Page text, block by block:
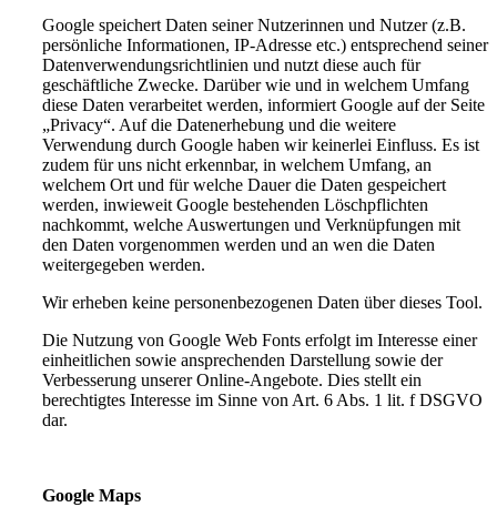
Google speichert Daten seiner Nutzerinnen und Nutzer (z.B.
persönliche Informationen, IP-Adresse etc.) entsprechend seiner
Datenverwendungsrichtlinien und nutzt diese auch für
geschäftliche Zwecke. Darüber wie und in welchem Umfang
diese Daten verarbeitet werden, informiert Google auf der Seite
„Privacy“. Auf die Datenerhebung und die weitere
Verwendung durch Google haben wir keinerlei Einfluss. Es ist
zudem für uns nicht erkennbar, in welchem Umfang, an
welchem Ort und für welche Dauer die Daten gespeichert
werden, inwieweit Google bestehenden Löschpflichten
nachkommt, welche Auswertungen und Verknüpfungen mit
den Daten vorgenommen werden und an wen die Daten
weitergegeben werden.
Wir erheben keine personenbezogenen Daten über dieses Tool.
Die Nutzung von Google Web Fonts erfolgt im Interesse einer
einheitlichen sowie ansprechenden Darstellung sowie der
Verbesserung unserer Online-Angebote. Dies stellt ein
berechtigtes Interesse im Sinne von Art. 6 Abs. 1 lit. f DSGVO
dar.
Google Maps